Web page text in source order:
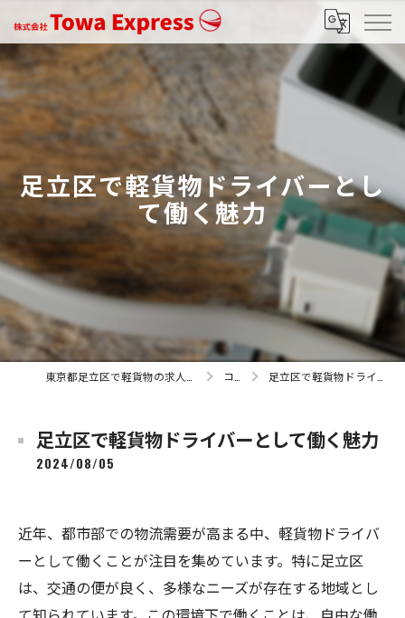
足立区で軽貨物ドライバーとし
て働く魅力
コラム 足立区で軽貨物ドライバーとして働く魅力
足立区で軽貨物ドライバーとして働く魅力
2024/08/05
近年、都市部での物流需要が高まる中、軽貨物ドライバ
ーとして働くことが注目を集めています。特に足立区
は、交通の便が良く、多様なニーズが存在する地域とし